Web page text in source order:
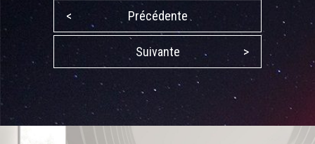
< Précédente
Suivante >